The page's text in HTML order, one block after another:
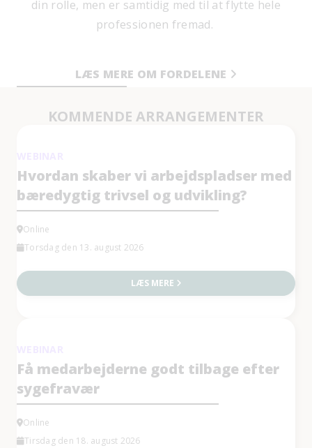
din rolle, men er samtidig med til at flytte hele
professionen fremad.
LÆS MERE OM FORDELENE
KOMMENDE ARRANGEMENTER
Hvordan skaber vi arbejdspladser med
bæredygtig trivsel og udvikling?
Online
Torsdag den 13. august 2026
LÆS MERE
Få medarbejderne godt tilbage efter
sygefravær
Online
Tirsdag den 18. august 2026